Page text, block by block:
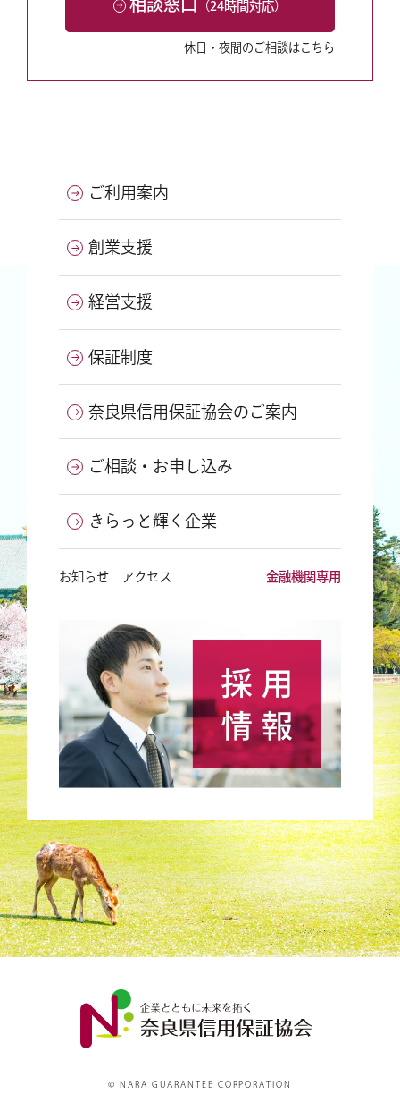
相談窓口 （24時間対応）
休日・夜間のご相談はこちら
ご利用案内
創業支援
経営支援
保証制度
奈良県信用保証協会のご案内
ご相談・お申し込み
きらっと輝く企業
お知らせ アクセス 金融機関専用
© NARA GUARANTEE CORPORATION